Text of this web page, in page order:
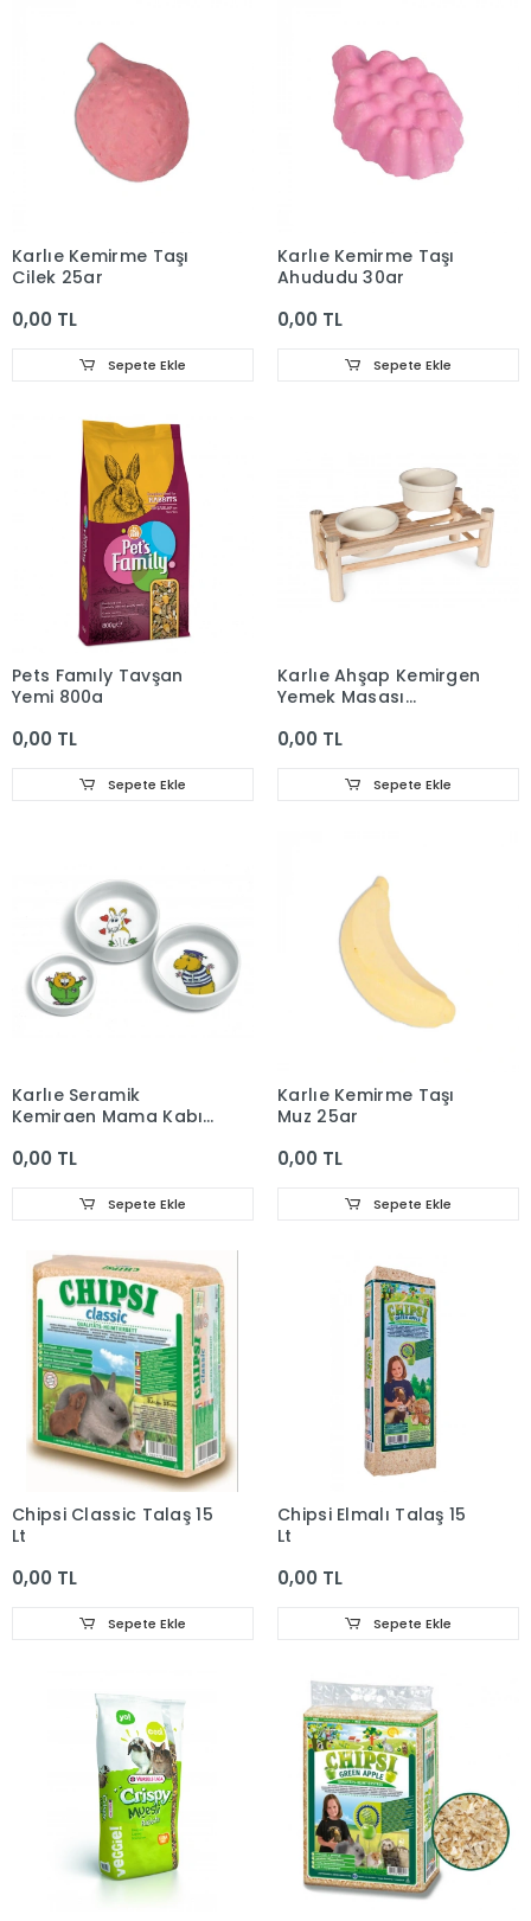
Karlıe Kemirme Taşı
Çilek 25gr
0,00 TL
Sepete Ekle
Karlıe Kemirme Taşı
Ahududu 30gr
0,00 TL
Sepete Ekle
Pets Famıly Tavşan
Yemi 800g
0,00 TL
Sepete Ekle
Karlıe Ahşap Kemirgen
Yemek Masası
0,00 TL
Sepete Ekle
Karlıe Seramik
Kemirgen Mama Kabı
0,00 TL
Sepete Ekle
Karlıe Kemirme Taşı
Muz 25gr
0,00 TL
Sepete Ekle
Chipsi Classic Talaş 15
Lt
0,00 TL
Sepete Ekle
Chipsi Elmalı Talaş 15
Lt
0,00 TL
Sepete Ekle